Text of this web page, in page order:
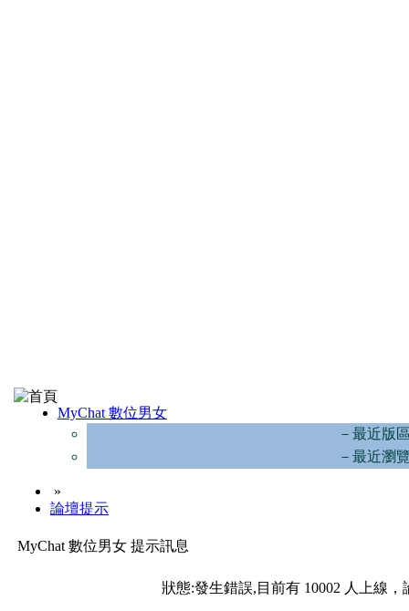
MyChat 數位男女
－最近版
－最近瀏
»
論壇提示
MyChat 數位男女 提示訊息
狀態:發生錯誤,目前有 10002 人上線